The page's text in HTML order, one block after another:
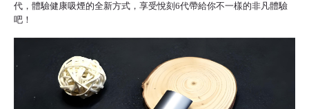
代，體驗健康吸煙的全新方式，享受悅刻6代帶給你不一樣的非凡體驗
吧！